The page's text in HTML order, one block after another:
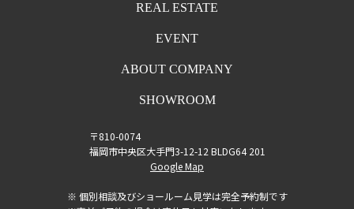
REAL ESTATE
EVENT
ABOUT COMPANY
SHOWROOM
〒810-0074
福岡市中央区大手門3-12-12 BLDG64 201
Google Map
※ 個別相談及びショールーム見学は完全予約制です